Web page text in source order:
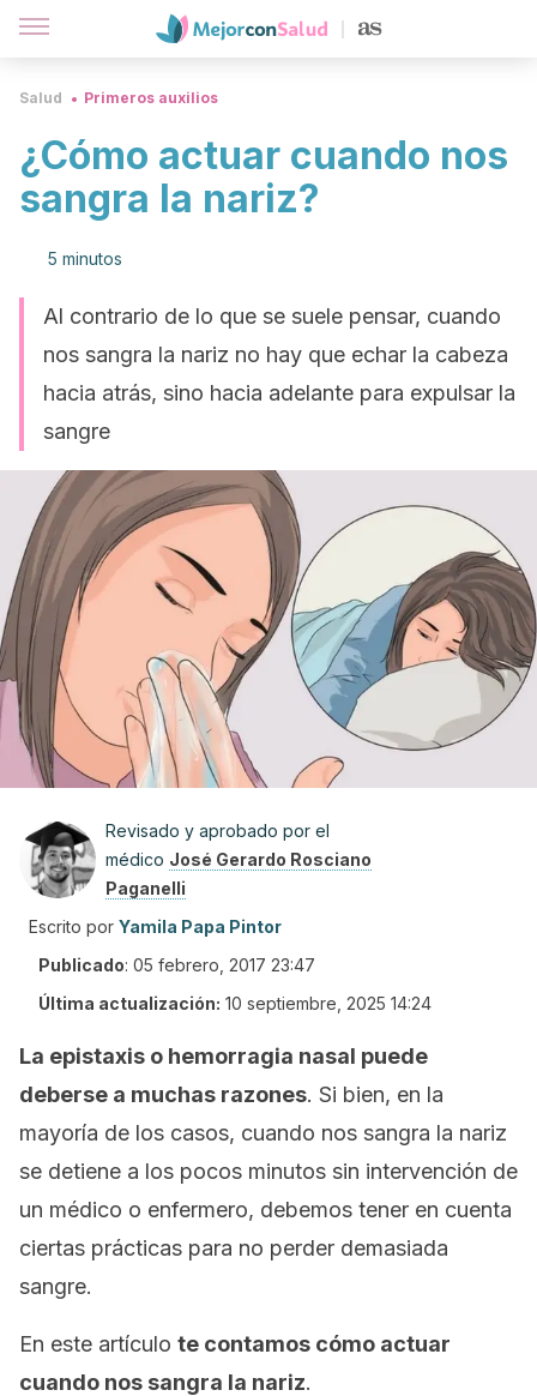
Salud Primeros auxilios
¿Cómo actuar cuando nos
sangra la nariz?
5 minutos
Al contrario de lo que se suele pensar, cuando
nos sangra la nariz no hay que echar la cabeza
hacia atrás, sino hacia adelante para expulsar la
sangre
Revisado y aprobado por el
médico José Gerardo Rosciano
Paganelli
Escrito por Yamila Papa Pintor
Publicado: 05 febrero, 2017 23:47
Última actualización: 10 septiembre, 2025 14:24
La epistaxis o hemorragia nasal puede
deberse a muchas razones. Si bien, en la
mayoría de los casos, cuando nos sangra la nariz
se detiene a los pocos minutos sin intervención de
un médico o enfermero, debemos tener en cuenta
ciertas prácticas para no perder demasiada
sangre.
En este artículo te contamos cómo actuar
cuando nos sangra la nariz.